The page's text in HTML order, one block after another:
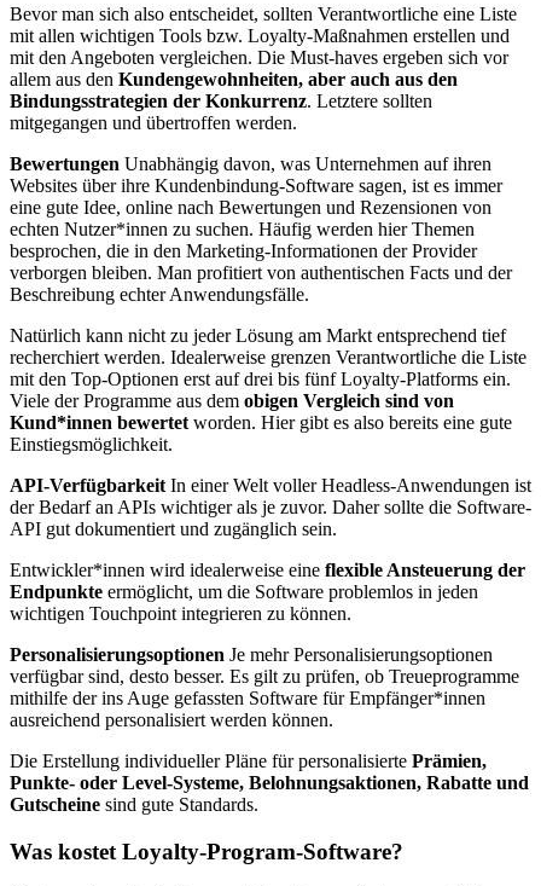
Bevor man sich also entscheidet, sollten Verantwortliche eine Liste
mit allen wichtigen Tools bzw. Loyalty-Maßnahmen erstellen und
mit den Angeboten vergleichen. Die Must-haves ergeben sich vor
allem aus den Kundengewohnheiten, aber auch aus den
Bindungsstrategien der Konkurrenz. Letztere sollten
mitgegangen und übertroffen werden.
Bewertungen Unabhängig davon, was Unternehmen auf ihren
Websites über ihre Kundenbindung-Software sagen, ist es immer
eine gute Idee, online nach Bewertungen und Rezensionen von
echten Nutzer*innen zu suchen. Häufig werden hier Themen
besprochen, die in den Marketing-Informationen der Provider
verborgen bleiben. Man profitiert von authentischen Facts und der
Beschreibung echter Anwendungsfälle.
Natürlich kann nicht zu jeder Lösung am Markt entsprechend tief
recherchiert werden. Idealerweise grenzen Verantwortliche die Liste
mit den Top-Optionen erst auf drei bis fünf Loyalty-Platforms ein.
Viele der Programme aus dem obigen Vergleich sind von
Kund*innen bewertet worden. Hier gibt es also bereits eine gute
Einstiegsmöglichkeit.
API-Verfügbarkeit In einer Welt voller Headless-Anwendungen ist
der Bedarf an APIs wichtiger als je zuvor. Daher sollte die Software-
API gut dokumentiert und zugänglich sein.
Entwickler*innen wird idealerweise eine flexible Ansteuerung der
Endpunkte ermöglicht, um die Software problemlos in jeden
wichtigen Touchpoint integrieren zu können.
Personalisierungsoptionen Je mehr Personalisierungsoptionen
verfügbar sind, desto besser. Es gilt zu prüfen, ob Treueprogramme
mithilfe der ins Auge gefassten Software für Empfänger*innen
ausreichend personalisiert werden können.
Die Erstellung individueller Pläne für personalisierte Prämien,
Punkte- oder Level-Systeme, Belohnungsaktionen, Rabatte und
Gutscheine sind gute Standards.
Was kostet Loyalty-Program-Software?